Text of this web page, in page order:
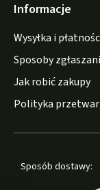
Informacje
Wysyłka i
Sposoby
Jak robić zakupy
Polityka
Sposób dostawy: